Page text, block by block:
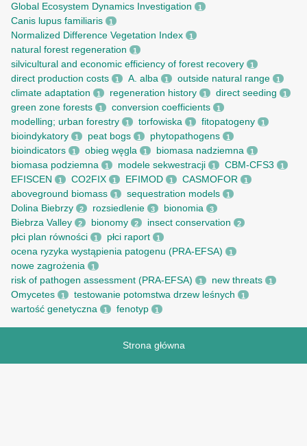
Global Ecosystem Dynamics Investigation 1
Canis lupus familiaris 1
Normalized Difference Vegetation Index 1
natural forest regeneration 1
silvicultural and economic efficiency of forest recovery 1
direct production costs 1 A. alba 1 outside natural range 1
climate adaptation 1 regeneration history 1 direct seeding 1
green zone forests 1 conversion coefficients 1
modelling; urban forestry 1 torfowiska 1 fitopatogeny 1
bioindykatory 1 peat bogs 1 phytopathogens 1
bioindicators 1 obieg węgla 1 biomasa nadziemna 1
biomasa podziemna 1 modele sekwestracji 1 CBM-CFS3 1
EFISCEN 1 CO2FIX 1 EFIMOD 1 CASMOFOR 1
aboveground biomass 1 sequestration models 1
Dolina Biebrzy 2 rozsiedlenie 3 bionomia 3
Biebrza Valley 2 bionomy 2 insect conservation 2
płci plan równości 1 płci raport 1
ocena ryzyka wystąpienia patogenu (PRA-EFSA) 1
nowe zagrożenia 1
risk of pathogen assessment (PRA-EFSA) 1 new threats 1
Omycetes 1 testowanie potomstwa drzew leśnych 1
wartość genetyczna 1 fenotyp 1
Strona główna